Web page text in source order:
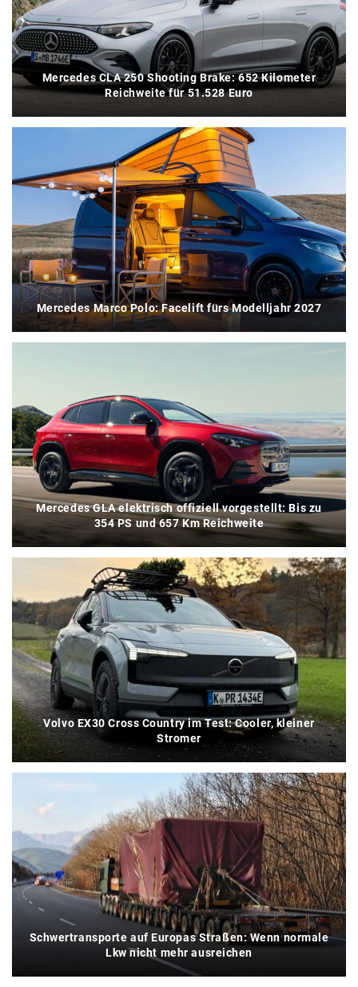
Mercedes CLA 250 Shooting Brake: 652 Kilometer
Reichweite für 51.528 Euro
Mercedes Marco Polo: Facelift fürs Modelljahr 2027
Mercedes GLA elektrisch offiziell vorgestellt: Bis zu
354 PS und 657 Km Reichweite
Volvo EX30 Cross Country im Test: Cooler, kleiner
Stromer
Schwertransporte auf Europas Straßen: Wenn normale
Lkw nicht mehr ausreichen